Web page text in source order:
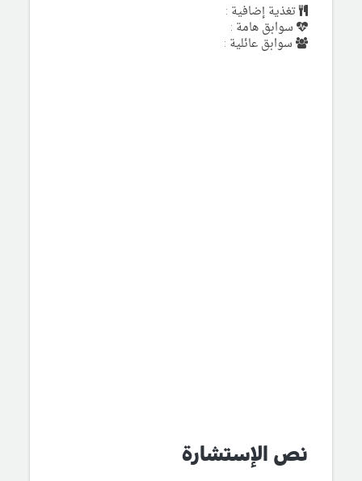
تغذية إضافية :
سوابق هامة :
سوابق عائلية :
نص الإستشارة